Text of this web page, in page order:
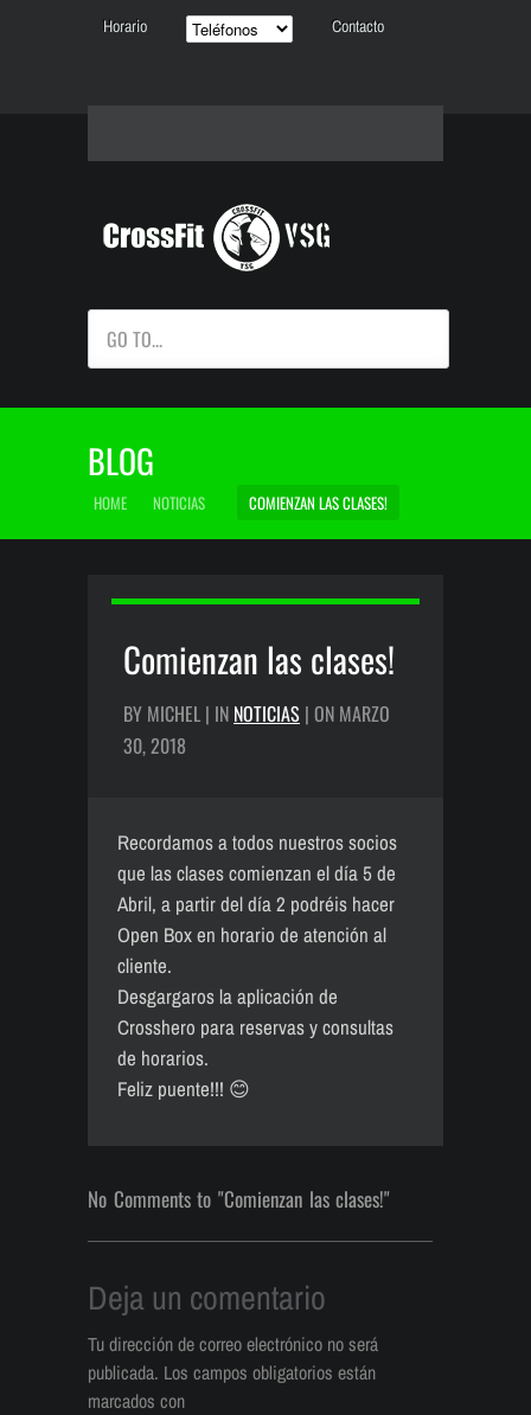
Horario Contacto
GO TO...
BLOG
HOME NOTICIAS COMIENZAN LAS CLASES!
Comienzan las clases!
BY MICHEL | IN NOTICIAS | ON MARZO
30, 2018
Recordamos a todos nuestros socios
que las clases comienzan el día 5 de
Abril, a partir del día 2 podréis hacer
Open Box en horario de atención al
cliente.
Desgargaros la aplicación de
Crosshero para reservas y consultas
de horarios.
Feliz puente!!! 😊
No Comments to "Comienzan las clases!"
Deja un comentario
Tu dirección de correo electrónico no será
publicada. Los campos obligatorios están
marcados con